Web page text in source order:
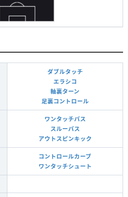
ダブルタッチ
エラシコ
軸裏ターン
足裏コントロール
ワンタッチパス
スルーパス
アウトスピンキック
コントロールカーブ
ワンタッチシュート